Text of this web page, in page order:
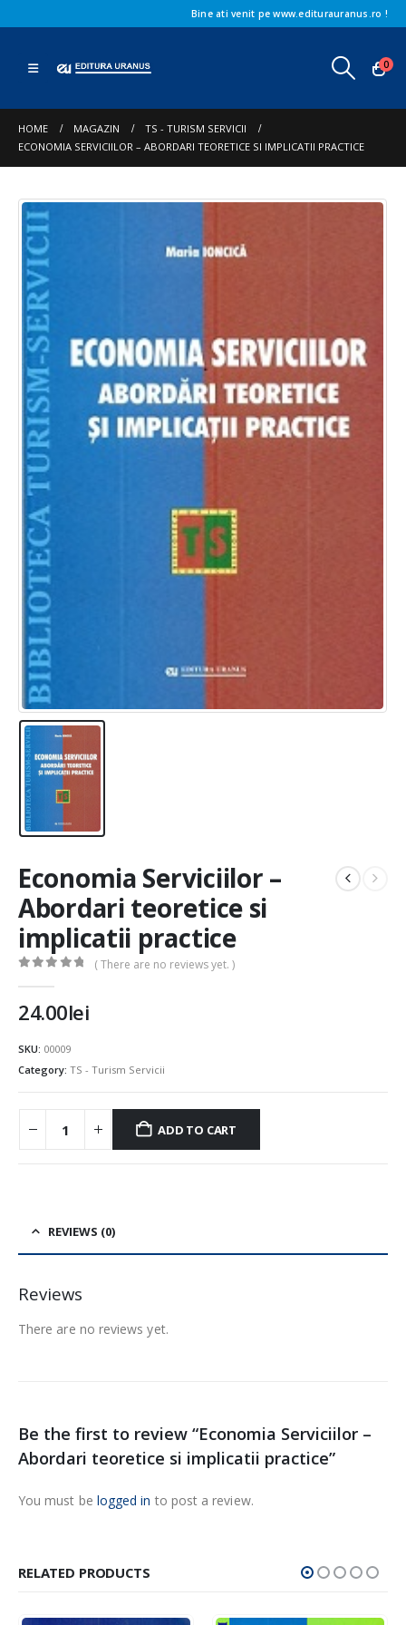
Bine ati venit pe www.editurauranus.ro !
0
HOME MAGAZIN
TS - TURISM SERVICII
ECONOMIA SERVICIILOR – ABORDARI TEORETICE SI IMPLICATII PRACTICE
Economia Serviciilor –
Abordari teoretice si
implicatii practice
( There are no reviews yet. )
24.00lei
SKU: 00009
Category: TS - Turism Servicii
ADD TO CART
REVIEWS (0)
Reviews
There are no reviews yet.
Be the first to review “Economia Serviciilor –
Abordari teoretice si implicatii practice”
You must be logged in to post a review.
RELATED PRODUCTS